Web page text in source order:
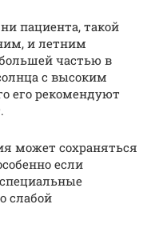
пациента, такой
и летним
частью в
с высоким
его рекомендуют
может сохраняться
если
слабой